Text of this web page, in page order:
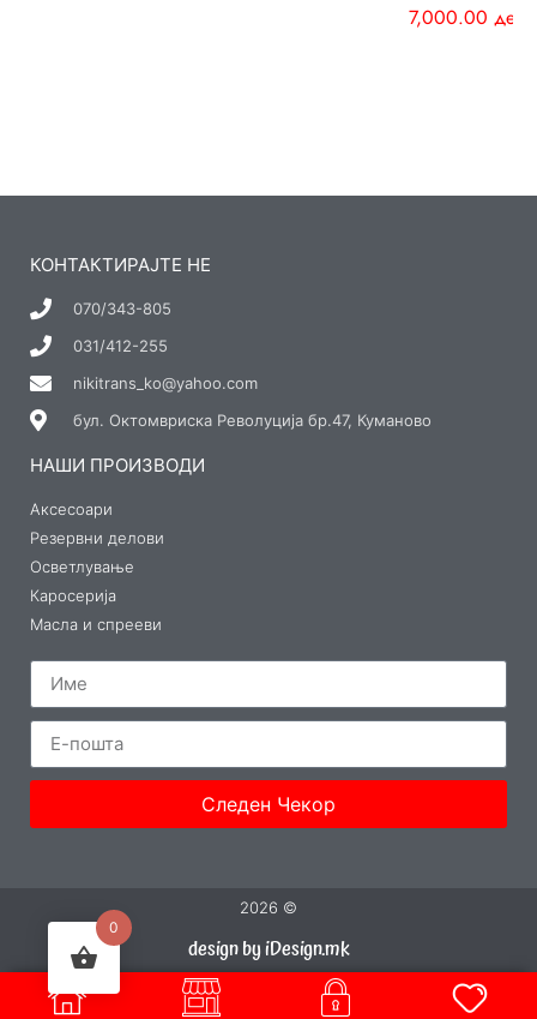
7,000.00 ден
КОНТАКТИРАЈТЕ НЕ
070/343-805
031/412-255
nikitrans_ko@yahoo.com
бул. Октомвриска Револуција бр.47, Куманово
НАШИ ПРОИЗВОДИ
Аксесоари
Резервни делови
Осветлување
Каросерија
Масла и спрееви
Следен Чекор
2026 ©
design by iDesign.mk
0